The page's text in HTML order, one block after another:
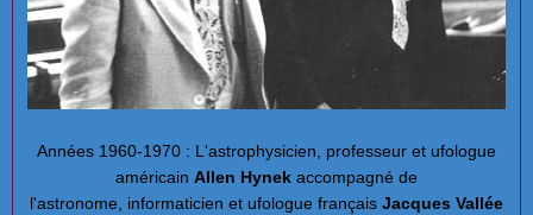
Années 1960-1970 : L'astrophysicien, professeur et ufologue
américain Allen Hynek accompagné de
l'astronome, informaticien et ufologue français Jacques Vallée